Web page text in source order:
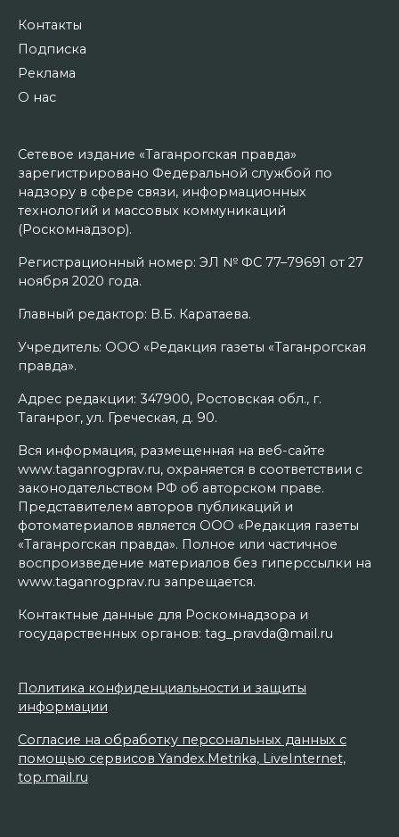
Контакты
Подписка
Реклама
О нас
Сетевое издание «Таганрогская правда»
зарегистрировано Федеральной службой по
надзору в сфере связи, информационных
технологий и массовых коммуникаций
(Роскомнадзор).
Регистрационный номер: ЭЛ № ФС 77–79691 от 27
ноября 2020 года.
Главный редактор: В.Б. Каратаева.
Учредитель: ООО «Редакция газеты «Таганрогская
правда».
Адрес редакции: 347900, Ростовская обл., г.
Таганрог, ул. Греческая, д. 90.
Вся информация, размещенная на веб-сайте
www.taganrogprav.ru, охраняется в соответствии с
законодательством РФ об авторском праве.
Представителем авторов публикаций и
фотоматериалов является ООО «Редакция газеты
«Таганрогская правда». Полное или частичное
воспроизведение материалов без гиперссылки на
www.taganrogprav.ru запрещается.
Контактные данные для Роскомнадзора и
государственных органов: tag_pravda@mail.ru
Политика конфиденциальности и защиты
информации
Согласие на обработку персональных данных с
помощью сервисов Yandex.Metrika, LiveInternet,
top.mail.ru